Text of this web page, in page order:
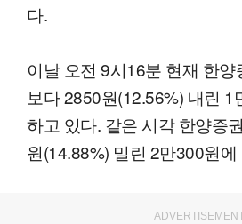
다.
이날 오전 9시16분 현재 한양
보다 2850원(12.56%) 내린
하고 있다. 같은 시각 한양증
원(14.88%) 밀린 2만300원